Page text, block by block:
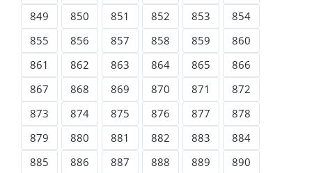
849
850 851 852 853
854
855
856 857 858 859
860
861
862 863 864 865
866
867
868 869 870 871
872
873
874 875 876 877
878
879
880 881 882 883
884
885
886 887 888 889
890